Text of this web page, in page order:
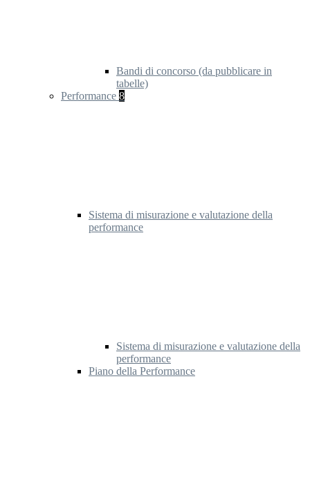
Bandi di concorso (da pubblicare in
tabelle)
Performance 8
Sistema di misurazione e valutazione della
performance
Sistema di misurazione e valutazione della
performance
Piano della Performance